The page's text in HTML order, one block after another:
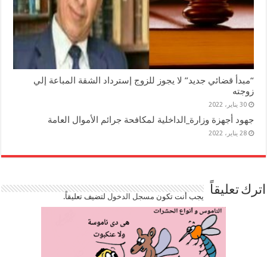
“مبدأ قضائي جديد” لا يجوز للزوج إسترداد الشقة المباعة إلي
زوجته
30 يناير، 2022
جهود أجهزة وزارة_الداخلية لمكافحة جرائم الأموال العامة
28 يناير، 2022
اترك تعليقاً يجب أنت تكون مسجل الدخوللتضيف تعليقاً.